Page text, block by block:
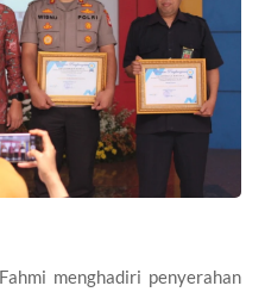
menghadiri penyerahan